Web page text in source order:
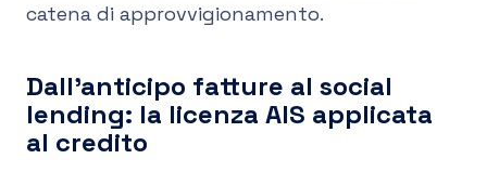
catena di approvvigionamento.
Dall’anticipo fatture al social
lending: la licenza AIS applicata
al credito